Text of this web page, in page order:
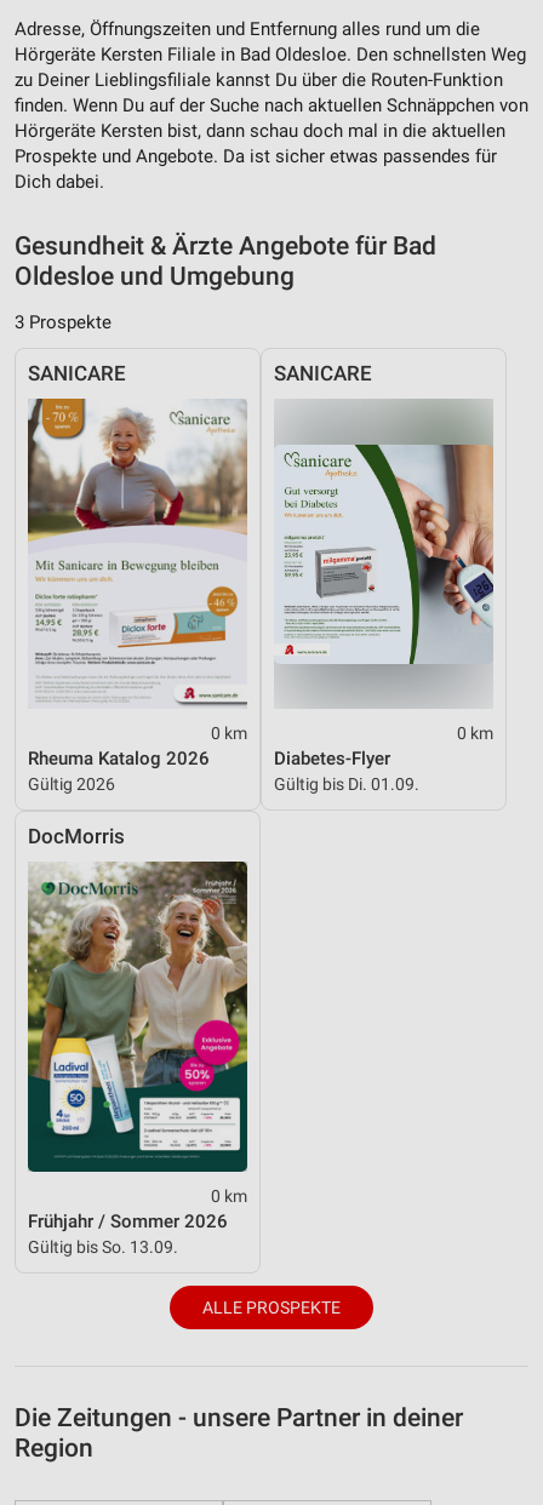
Adresse, Öffnungszeiten und Entfernung alles rund um die
Hörgeräte Kersten Filiale in Bad Oldesloe. Den schnellsten Weg
zu Deiner Lieblingsfiliale kannst Du über die Routen-Funktion
finden. Wenn Du auf der Suche nach aktuellen Schnäppchen von
Hörgeräte Kersten bist, dann schau doch mal in die aktuellen
Prospekte und Angebote. Da ist sicher etwas passendes für
Dich dabei.
Gesundheit & Ärzte Angebote für Bad
Oldesloe und Umgebung
3 Prospekte
SANICARE
0 km
Rheuma Katalog 2026
Gültig 2026
SANICARE
0 km
Diabetes-Flyer
Gültig bis Di. 01.09.
DocMorris
0 km
Frühjahr / Sommer 2026
Gültig bis So. 13.09.
ALLE PROSPEKTE
Die Zeitungen - unsere Partner in deiner
Region
Kombinationen von Daten aus verschiedenen
Quellen
Entwicklung und Verbesserung der Angebote
Verwendung reduzierter Daten zur Auswahl von
Inhalten
Verwendung genauer Standortdaten
Informationen identifizieren
Notwendig
Performance
Funktional
Werbung